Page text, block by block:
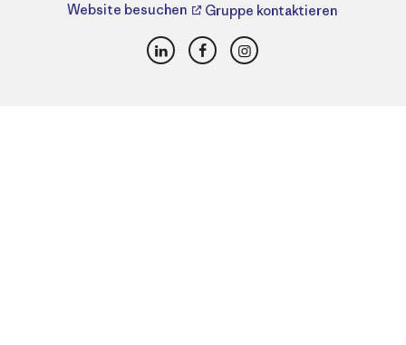
Website besuchen Gruppe kontaktieren
LinkedInFacebookInstagram